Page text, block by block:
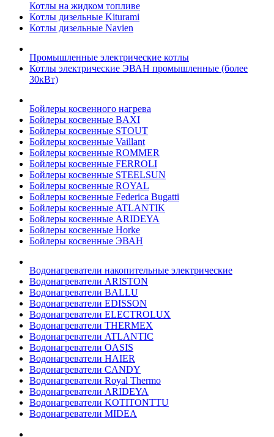
Котлы на жидком топливе
Котлы дизельные Kiturami
Котлы дизельные Navien
Промышленные электрические котлы
Котлы электрические ЭВАН промышленные (более
30кВт)
Бойлеры косвенного нагрева
Бойлеры косвенные BAXI
Бойлеры косвенные STOUT
Бойлеры косвенные Vaillant
Бойлеры косвенные ROMMER
Бойлеры косвенные FERROLI
Бойлеры косвенные STEELSUN
Бойлеры косвенные ROYAL
Бойлеры косвенные Federica Bugatti
Бойлеры косвенные ATLANTIK
Бойлеры косвенные ARIDEYA
Бойлеры косвенные Horke
Бойлеры косвенные ЭВАН
Водонагреватели накопительные электрические
Водонагреватели ARISTON
Водонагреватели BALLU
Водонагреватели EDISSON
Водонагреватели ELECTROLUX
Водонагреватели THERMEX
Водонагреватели ATLANTIC
Водонагреватели OASIS
Водонагреватели HAIER
Водонагреватели CANDY
Водонагреватели Royal Thermo
Водонагреватели ARIDEYA
Водонагреватели KOTITONTTU
Водонагреватели MIDEA